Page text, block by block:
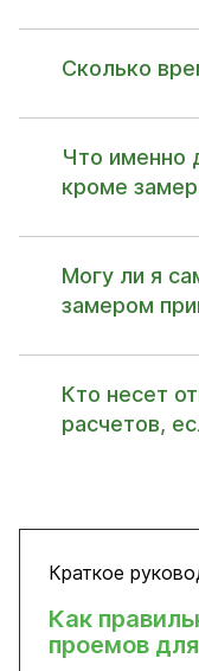
Сколько
Что именно
кроме
Могу ли я
замером
Кто несет
расчетов,
Краткое
Как
проемов